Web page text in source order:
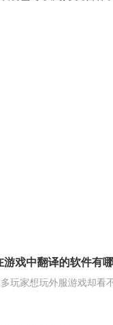
戏中翻译的软件有
玩家想玩外服游戏却